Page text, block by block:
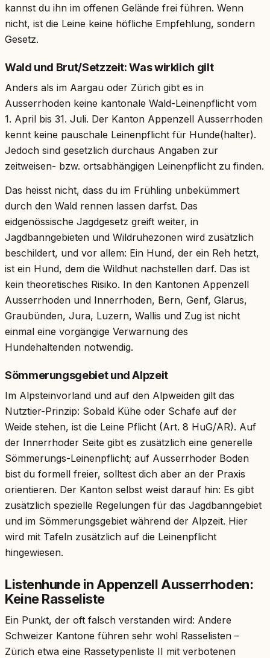
kannst du ihn im offenen Gelände frei führen. Wenn
nicht, ist die Leine keine höfliche Empfehlung, sondern
Gesetz.
Wald und Brut/Setzzeit: Was wirklich gilt
Anders als im Aargau oder Zürich gibt es in
Ausserrhoden keine kantonale Wald-Leinenpflicht vom
1. April bis 31. Juli. Der Kanton Appenzell Ausserrhoden
kennt keine pauschale Leinenpflicht für Hunde(halter).
Jedoch sind gesetzlich durchaus Angaben zur
zeitweisen- bzw. ortsabhängigen Leinenpflicht zu finden.
Das heisst nicht, dass du im Frühling unbekümmert
durch den Wald rennen lassen darfst. Das
eidgenössische Jagdgesetz greift weiter, in
Jagdbanngebieten und Wildruhezonen wird zusätzlich
beschildert, und vor allem: Ein Hund, der ein Reh hetzt,
ist ein Hund, dem die Wildhut nachstellen darf. Das ist
kein theoretisches Risiko. In den Kantonen Appenzell
Ausserrhoden und Innerrhoden, Bern, Genf, Glarus,
Graubünden, Jura, Luzern, Wallis und Zug ist nicht
einmal eine vorgängige Verwarnung des
Hundehaltenden notwendig.
Sömmerungsgebiet und Alpzeit
Im Alpsteinvorland und auf den Alpweiden gilt das
Nutztier-Prinzip: Sobald Kühe oder Schafe auf der
Weide stehen, ist die Leine Pflicht (Art. 8 HuG/AR). Auf
der Innerrhoder Seite gibt es zusätzlich eine generelle
Sömmerungs-Leinenpflicht; auf Ausserrhoder Boden
bist du formell freier, solltest dich aber an der Praxis
orientieren. Der Kanton selbst weist darauf hin: Es gibt
zusätzlich spezielle Regelungen für das Jagdbanngebiet
und im Sömmerungsgebiet während der Alpzeit. Hier
wird mit Tafeln zusätzlich auf die Leinenpflicht
hingewiesen.
Listenhunde in Appenzell Ausserrhoden:
Keine Rasseliste
Ein Punkt, der oft falsch verstanden wird: Andere
Schweizer Kantone führen sehr wohl Rasselisten –
Zürich etwa eine Rassetypenliste II mit verbotenen